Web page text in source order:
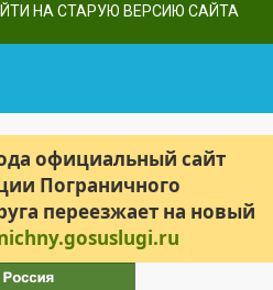
НА СТАРУЮ ВЕРСИЮ САЙТА
официальный сайт
Пограничного
переезжает на новый